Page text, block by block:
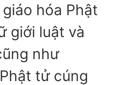
hóa Phật
giới luật và
như
tử cúng